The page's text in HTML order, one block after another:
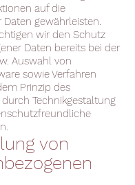
auf die
Daten gewährleisten.
wir den Schutz
Daten bereits bei der
Auswahl von
sowie Verfahren
Prinzip des
Technikgestaltung
von